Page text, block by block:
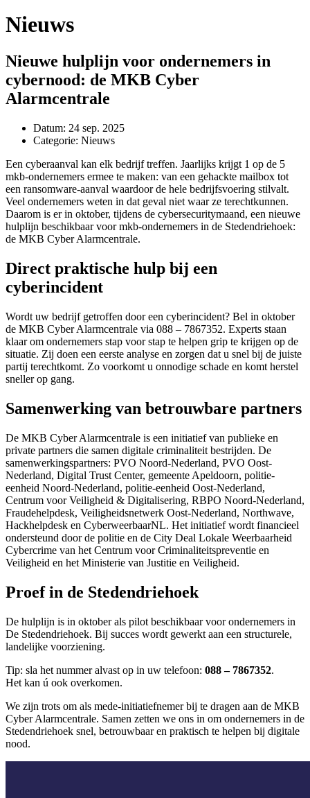
Nieuws
Nieuwe hulplijn voor ondernemers in
cybernood: de MKB Cyber
Alarmcentrale
Datum: 24 sep. 2025
Categorie: Nieuws
Een cyberaanval kan elk bedrijf treffen. Jaarlijks krijgt 1 op de 5
mkb-ondernemers ermee te maken: van een gehackte mailbox tot
een ransomware-aanval waardoor de hele bedrijfsvoering stilvalt.
Veel ondernemers weten in dat geval niet waar ze terechtkunnen.
Daarom is er in oktober, tijdens de cybersecuritymaand, een nieuwe
hulplijn beschikbaar voor mkb-ondernemers in de Stedendriehoek:
de MKB Cyber Alarmcentrale.
Direct praktische hulp bij een
cyberincident
Wordt uw bedrijf getroffen door een cyberincident? Bel in oktober
de MKB Cyber Alarmcentrale via 088 – 7867352. Experts staan
klaar om ondernemers stap voor stap te helpen grip te krijgen op de
situatie. Zij doen een eerste analyse en zorgen dat u snel bij de juiste
partij terechtkomt. Zo voorkomt u onnodige schade en komt herstel
sneller op gang.
Samenwerking van betrouwbare partners
De MKB Cyber Alarmcentrale is een initiatief van publieke en
private partners die samen digitale criminaliteit bestrijden. De
samenwerkingspartners: PVO Noord-Nederland, PVO Oost-
Nederland, Digital Trust Center, gemeente Apeldoorn, politie-
eenheid Noord-Nederland, politie-eenheid Oost-Nederland,
Centrum voor Veiligheid & Digitalisering, RBPO Noord-Nederland,
Fraudehelpdesk, Veiligheidsnetwerk Oost-Nederland, Northwave,
Hackhelpdesk en CyberweerbaarNL. Het initiatief wordt financieel
ondersteund door de politie en de City Deal Lokale Weerbaarheid
Cybercrime van het Centrum voor Criminaliteitspreventie en
Veiligheid en het Ministerie van Justitie en Veiligheid.
Proef in de Stedendriehoek
De hulplijn is in oktober als pilot beschikbaar voor ondernemers in
De Stedendriehoek. Bij succes wordt gewerkt aan een structurele,
landelijke voorziening.
Tip: sla het nummer alvast op in uw telefoon: 088 – 7867352.
Het kan ú ook overkomen.
We zijn trots om als mede-initiatiefnemer bij te dragen aan de MKB
Cyber Alarmcentrale. Samen zetten we ons in om ondernemers in de
Stedendriehoek snel, betrouwbaar en praktisch te helpen bij digitale
nood.